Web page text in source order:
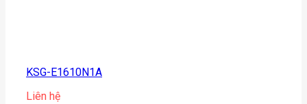
KSG-E1610N1A
Liên hệ